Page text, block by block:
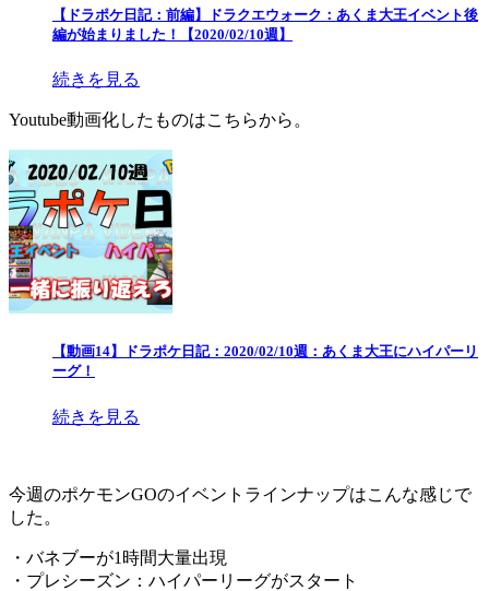
【ドラポケ日記：前編】ドラクエウォーク：あくま大王イベント後
編が始まりました！【2020/02/10週】
続きを見る
Youtube動画化したものはこちらから。
【動画14】ドラポケ日記：2020/02/10週：あくま大王にハイパーリ
ーグ！
続きを見る
今週のポケモンGOのイベントラインナップはこんな感じで
した。
・バネブーが1時間大量出現
・プレシーズン：ハイパーリーグがスタート